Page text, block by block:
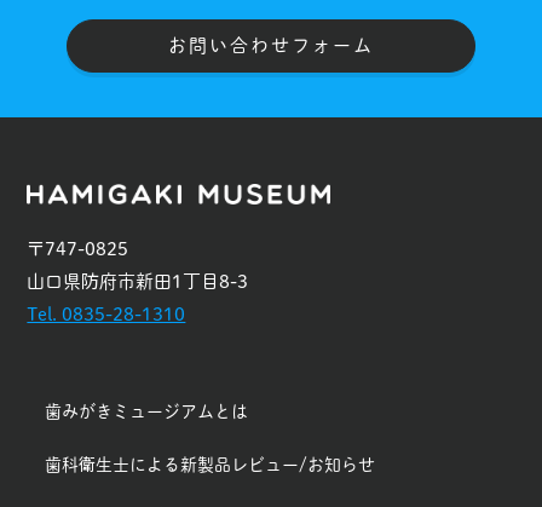
お問い合わせフォーム
〒747-0825
山口県防府市新田1丁目8-3
Tel. 0835-28-1310
歯みがきミュージアムとは
歯科衛生士による新製品レビュー/お知らせ